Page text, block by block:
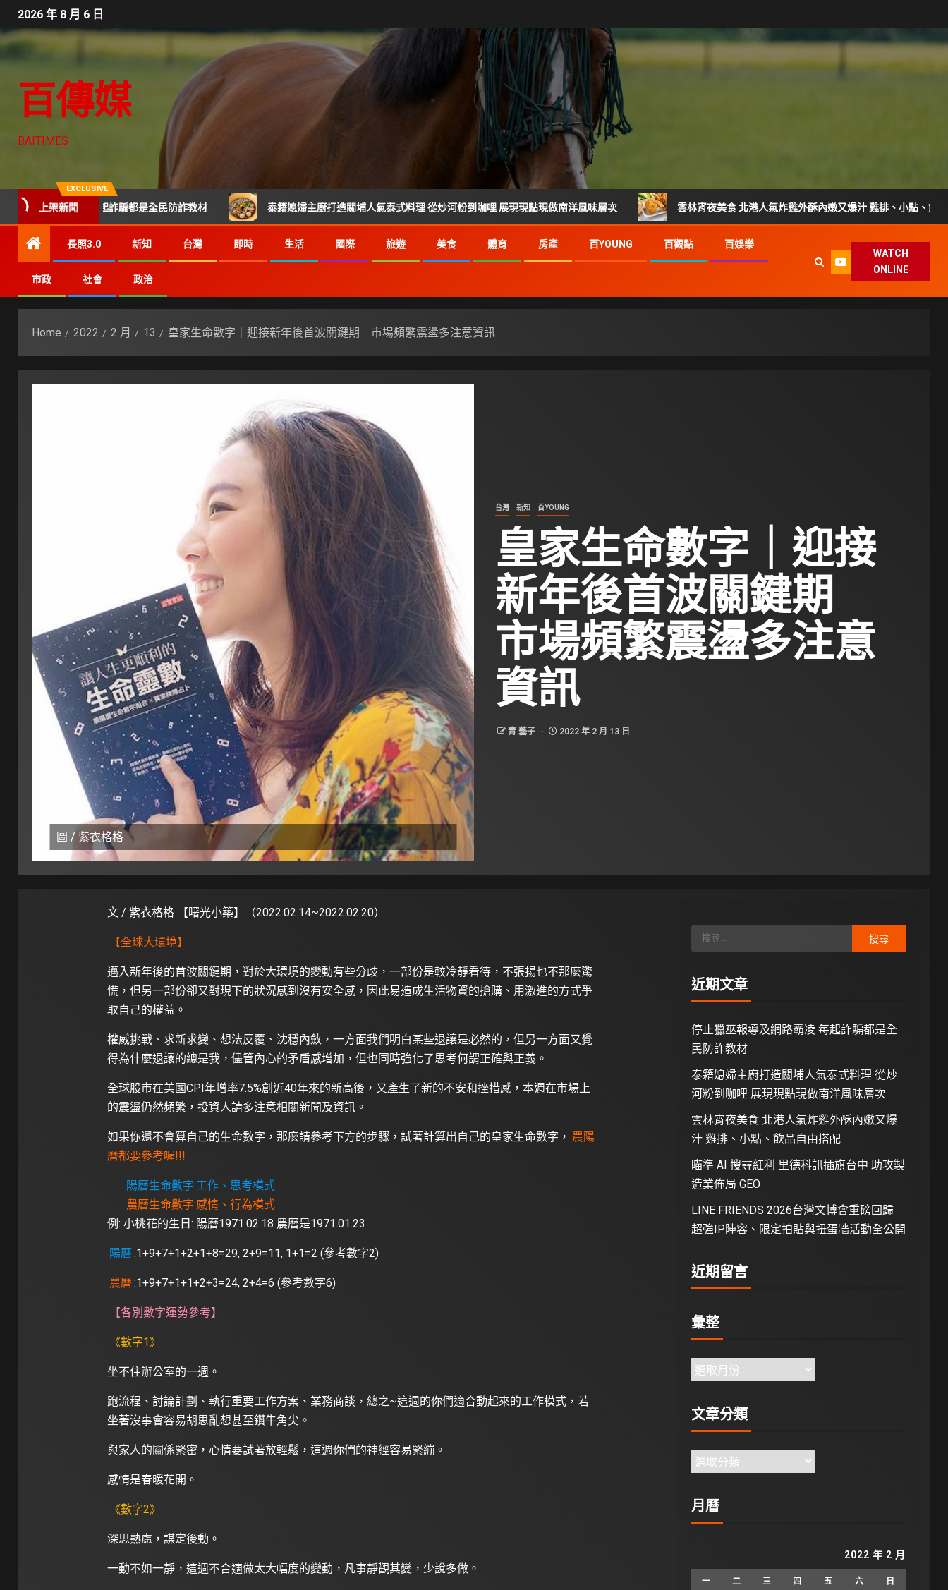
2026 年 8 月 6 日
百傳媒
BAITIMES
EXCLUSIVE
上架新聞
路霸凌 每起詐騙都是全民防詐教材 泰籍媳婦主廚打造關埔人氣泰式料理 從炒河粉到咖哩 展現現點現做南洋風味層次 雲林宵夜美食 北港人氣炸雞外酥內嫩又爆汁 雞排、小點、飲品自由搭配
長照3.0 新知 台灣 即時 生活 國際 旅遊 美食 體育 房產 百YOUNG 百觀點 百娛樂
市政 社會 政治
WATCH
ONLINE
Home 2022 2 月 13 皇家生命數字｜迎接新年後首波關鍵期 市場頻繁震盪多注意資訊
圖 / 紫衣格格
台灣 新知 百YOUNG
皇家生命數字｜迎接
新年後首波關鍵期
市場頻繁震盪多注意
資訊
青 藝子 2022 年 2 月 13 日
文 / 紫衣格格 【曙光小築】（2022.02.14~2022.02.20）
【全球大環境】
邁入新年後的首波關鍵期，對於大環境的變動有些分歧，一部份是較冷靜看待，不張揚也不那麼驚
慌，但另一部份卻又對現下的狀況感到沒有安全感，因此易造成生活物資的搶購、用激進的方式爭
取自己的權益。
權威挑戰、求新求變、想法反覆、沈穩內斂，一方面我們明白某些退讓是必然的，但另一方面又覺
得為什麼退讓的總是我，儘管內心的矛盾感增加，但也同時強化了思考何謂正確與正義。
全球股市在美國CPI年增率7.5%創近40年來的新高後，又產生了新的不安和挫措感，本週在市場上
的震盪仍然頻繁，投資人請多注意相關新聞及資訊。
如果你還不會算自己的生命數字，那麼請參考下方的步驟，試著計算出自己的皇家生命數字， 農陽
曆都要參考喔!!!
陽曆生命數字:工作、思考模式
農曆生命數字:感情、行為模式
例: 小桃花的生日: 陽曆1971.02.18 農曆是1971.01.23
陽曆:1+9+7+1+2+1+8=29, 2+9=11, 1+1=2 (參考數字2)
農曆:1+9+7+1+1+2+3=24, 2+4=6 (參考數字6)
【各別數字運勢參考】
《數字1》
坐不住辦公室的一週。
跑流程、討論計劃、執行重要工作方案、業務商談，總之~這週的你們適合動起來的工作模式，若
坐著沒事會容易胡思亂想甚至鑽牛角尖。
與家人的關係緊密，心情要試著放輕鬆，這週你們的神經容易緊繃。
感情是春暖花開。
《數字2》
深思熟慮，謀定後動。
一動不如一靜，這週不合適做太大幅度的變動，凡事靜觀其變，少說多做。
近期文章
停止獵巫報導及網路霸凌 每起詐騙都是全
民防詐教材
泰籍媳婦主廚打造關埔人氣泰式料理 從炒
河粉到咖哩 展現現點現做南洋風味層次
雲林宵夜美食 北港人氣炸雞外酥內嫩又爆
汁 雞排、小點、飲品自由搭配
瞄準 AI 搜尋紅利 里德科訊插旗台中 助攻製
造業佈局 GEO
LINE FRIENDS 2026台灣文博會重磅回歸
超強IP陣容、限定拍貼與扭蛋牆活動全公開
近期留言
彙整
文章分類
月曆
2022 年 2 月
一 二 三 四 五 六 日